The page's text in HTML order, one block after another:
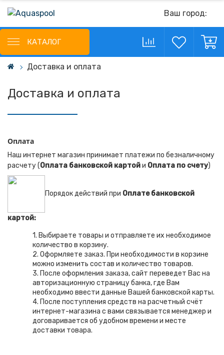
Ваш город:
КАТАЛОГ
Доставка и оплата
Доставка и оплата
Оплата
Наш интернет магазин принимает платежи по безналичному
расчету (Оплата банковской картойи Оплата по счету)
Порядок действий при Оплате банковской
картой:
1. Выбираете товары и отправляете их необходимое
количество в корзину.
2. Оформляете заказ. При необходимости в корзине
можно изменить состав и количество товаров.
3. После оформления заказа, сайт переведет Вас на
авторизационную страницу банка, где Вам
необходимо ввести данные Вашей банковской карты.
4. После поступления средств на расчетный счёт
интернет-магазина с вами связывается менеджер и
договаривается об удобном времени и месте
доставки товара.